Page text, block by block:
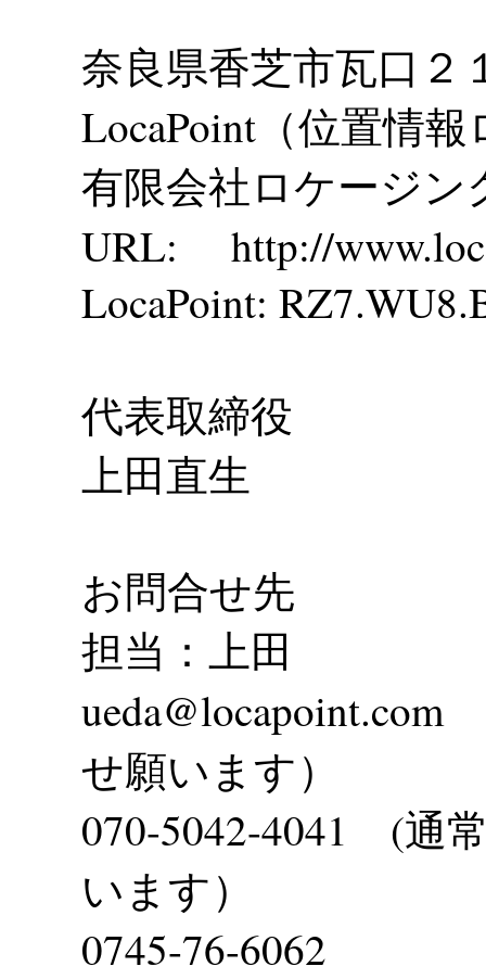
奈良県香芝市瓦口２
LocaPoint（位置情
有限会社ロケージン
URL: http://
LocaPoint:
代表取締役
上田直生
お問合せ先
担当：上田
せ願います）
070-5042-4041 (通
います）
0745-76-6062